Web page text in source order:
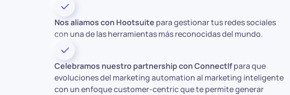
Nos aliamos con Hootsuite para gestionar tus redes sociales
con una de las herramientas más reconocidas del mundo.
Celebramos nuestro partnership con ConnectIfpara que
evoluciones del marketing automation al marketing inteligente
con un enfoque customer-centric que te permite generar